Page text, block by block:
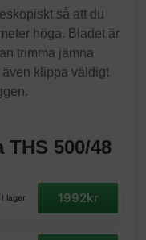
så att du
höga. Bladet är
trimma jämna
även klippa väldigt
500/48
I lager 1992kr